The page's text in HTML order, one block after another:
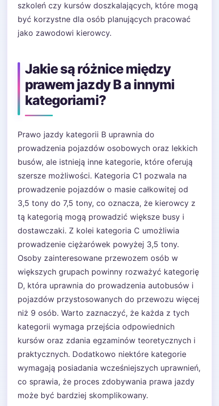
szkoleń czy kursów doszkalających, które mogą
być korzystne dla osób planujących pracować
jako zawodowi kierowcy.
Jakie są różnice między
prawem jazdy B a innymi
kategoriami?
Prawo jazdy kategorii B uprawnia do
prowadzenia pojazdów osobowych oraz lekkich
busów, ale istnieją inne kategorie, które oferują
szersze możliwości. Kategoria C1 pozwala na
prowadzenie pojazdów o masie całkowitej od
3,5 tony do 7,5 tony, co oznacza, że kierowcy z
tą kategorią mogą prowadzić większe busy i
dostawczaki. Z kolei kategoria C umożliwia
prowadzenie ciężarówek powyżej 3,5 tony.
Osoby zainteresowane przewozem osób w
większych grupach powinny rozważyć kategorię
D, która uprawnia do prowadzenia autobusów i
pojazdów przystosowanych do przewozu więcej
niż 9 osób. Warto zaznaczyć, że każda z tych
kategorii wymaga przejścia odpowiednich
kursów oraz zdania egzaminów teoretycznych i
praktycznych. Dodatkowo niektóre kategorie
wymagają posiadania wcześniejszych uprawnień,
co sprawia, że proces zdobywania prawa jazdy
może być bardziej skomplikowany.